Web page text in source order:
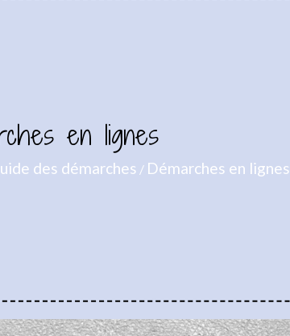
en lignes
des démarches / Démarches en lignes